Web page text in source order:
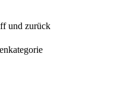
und zurück